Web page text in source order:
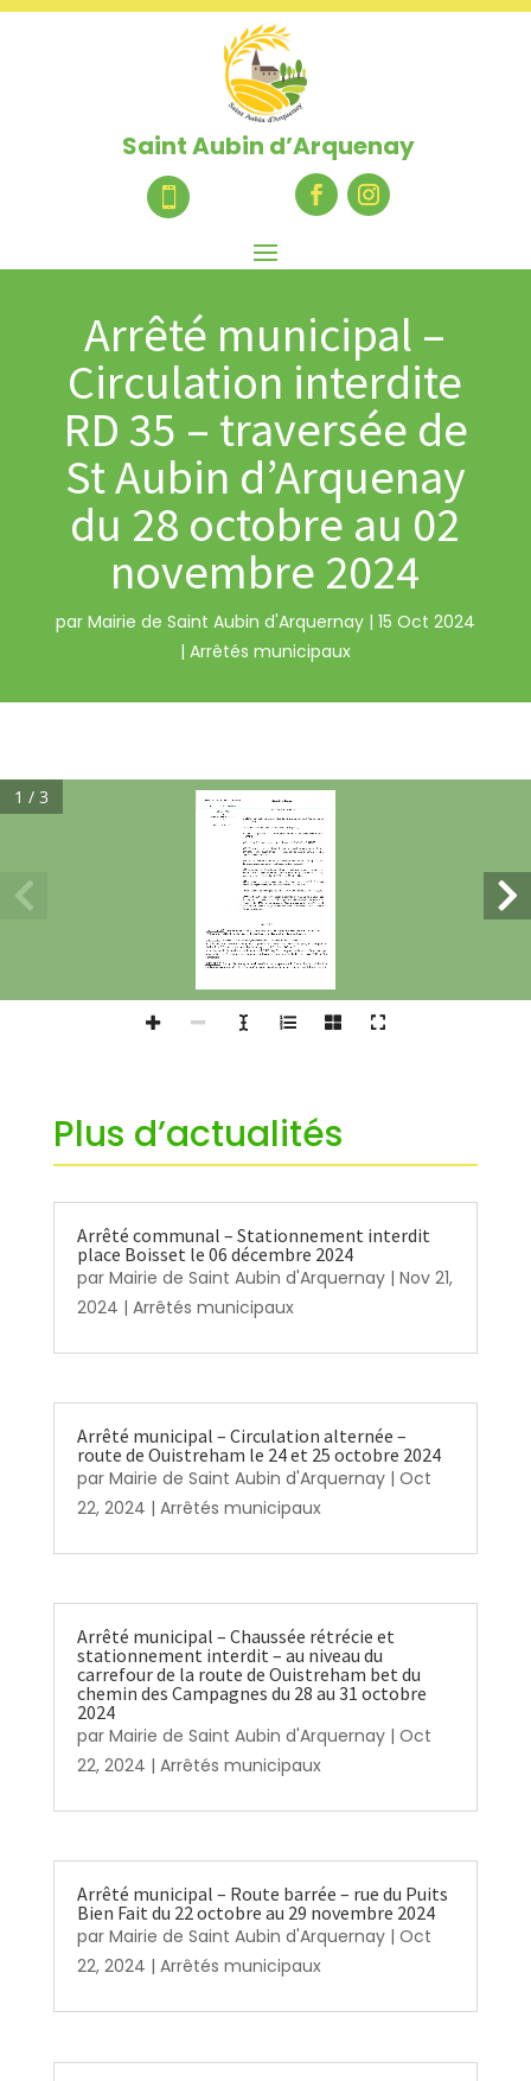
Saint Aubin d’Arquenay

Arrêté municipal –
Circulation interdite
RD 35 – traversée de
St Aubin d’Arquenay
du 28 octobre au 02
novembre 2024
par Mairie de Saint Aubin d'Arquernay| 15 Oct 2024
| Arrêtés municipaux
1 / 3
Plus d’actualités
Arrêté communal – Stationnement interdit
place Boisset le 06 décembre 2024
par Mairie de Saint Aubin d'Arquernay| Nov 21,
2024 | Arrêtés municipaux
Arrêté municipal – Circulation alternée –
route de Ouistreham le 24 et 25 octobre 2024
par Mairie de Saint Aubin d'Arquernay| Oct
22, 2024 | Arrêtés municipaux
Arrêté municipal – Chaussée rétrécie et
stationnement interdit – au niveau du
carrefour de la route de Ouistreham bet du
chemin des Campagnes du 28 au 31 octobre
2024
par Mairie de Saint Aubin d'Arquernay| Oct
22, 2024 | Arrêtés municipaux
Arrêté municipal – Route barrée – rue du Puits
Bien Fait du 22 octobre au 29 novembre 2024
par Mairie de Saint Aubin d'Arquernay| Oct
22, 2024 | Arrêtés municipaux